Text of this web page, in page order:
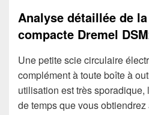
Analyse détaillée de
compacte Dremel
Une petite scie circulaire
complément à toute boîte à
utilisation est très
de temps que vous